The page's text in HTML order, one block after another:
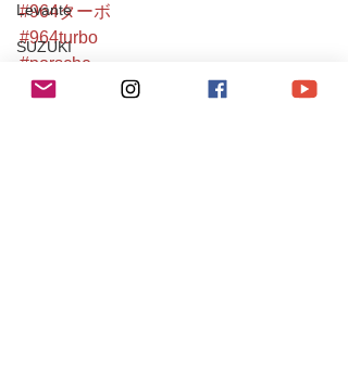
Levante
SUZUKI
チューニング / アルファロメオ・フィアット
#964ターボ
#964turbo
#porsche
#porsche911
#porscheturbo